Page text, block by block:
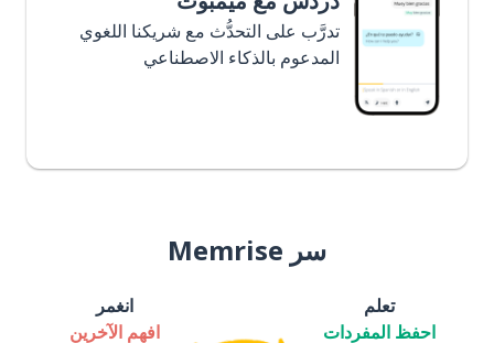
تدرَّب على التحدُّث مع شريكنا اللغوي
المدعوم بالذكاء الاصطناعي
سر Memrise
تعلم
احفظ المفردات
انغمر
افهم الآخرين